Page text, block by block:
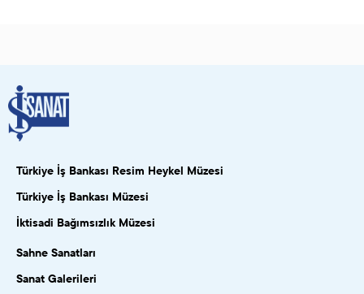
Türkiye İş Bankası Resim Heykel Müzesi
Türkiye İş Bankası Müzesi
İktisadi Bağımsızlık Müzesi
Sahne Sanatları
Sanat Galerileri